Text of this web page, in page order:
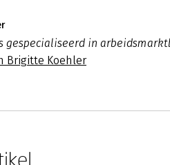
gespecialiseerd in
Brigitte Koehler